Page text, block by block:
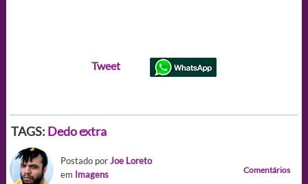
Tweet
TAGS: Dedo extra
Postado porJoe Loreto
em Imagens Comentários